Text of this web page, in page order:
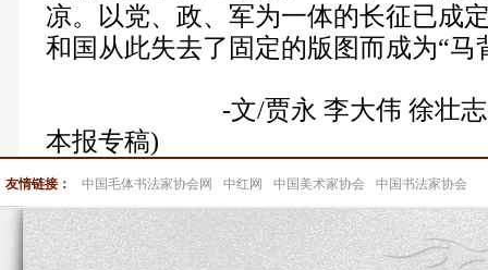
凉。以党、政、军为一体的长征已成
和国从此失去了固定的版图而成为“马
-文/贾永 李大伟 徐壮
本报专稿)
友情链接： 中国毛体书法家协会网 中红网 中国美术家协会 中国书法家协会